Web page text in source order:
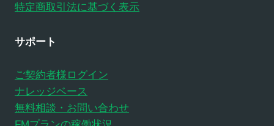
特定商取引法に基づく表示
サポート
ご契約者様ログイン
ナレッジベース
無料相談・お問い合わせ